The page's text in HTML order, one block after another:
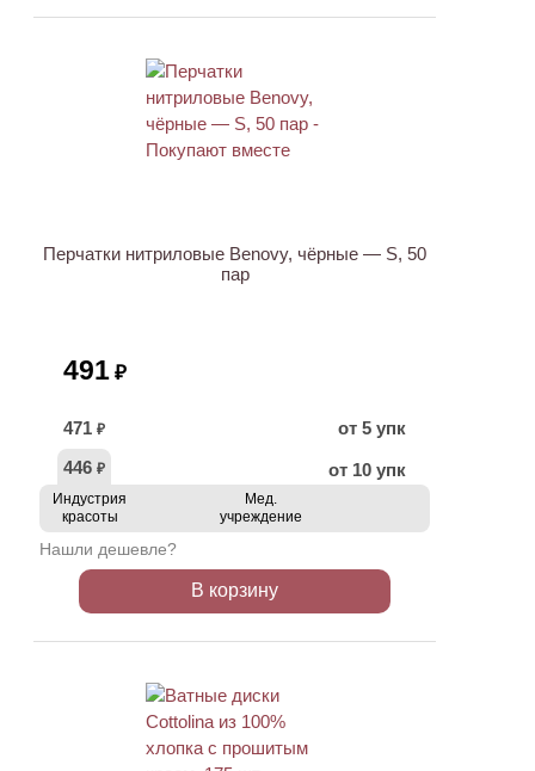
Перчатки нитриловые Benovy, чёрные — S, 50
пар
491 ₽
471 ₽
от 5 упк
446 ₽ от 10 упк
Индустрия
красоты
Мед.
учреждение
Нашли дешевле?
В корзину